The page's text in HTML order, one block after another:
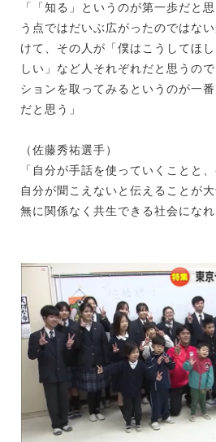
「「知る」というのが第一歩だと
う点ではだいぶ広がったのではな
けて、その人が「僕はこうしてほ
しい」など人それぞれだと思うの
ションを取ってみるというのが一
だと思う」
（佐藤秀祐選手）
「自分が手話を使っていくことと
自分が聞こえないと伝えることが
無に関係なく共生できる社会になれ